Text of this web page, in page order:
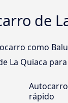
de
como
La Quiaca
rápido